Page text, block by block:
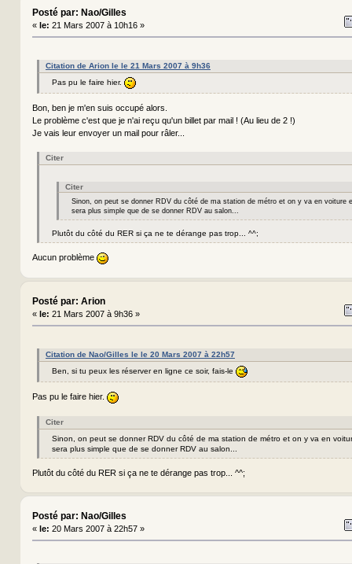
Posté par: Nao/Gilles
« le: 21 Mars 2007 à 10h16 »
Citation de Arion le le 21 Mars 2007 à 9h36
Pas pu le faire hier.
Bon, ben je m'en suis occupé alors.
Le problème c'est que je n'ai reçu qu'un billet par mail ! (Au lieu de 2 !)
Je vais leur envoyer un mail pour râler...
Citer
Citer
Sinon, on peut se donner RDV du côté de ma station de métro et on y va en voiture
sera plus simple que de se donner RDV au salon...
Plutôt du côté du RER si ça ne te dérange pas trop... ^^;
Aucun problème
Posté par: Arion
« le: 21 Mars 2007 à 9h36 »
Citation de Nao/Gilles le le 20 Mars 2007 à 22h57
Ben, si tu peux les réserver en ligne ce soir, fais-le
Pas pu le faire hier.
Citer
Sinon, on peut se donner RDV du côté de ma station de métro et on y va en
sera plus simple que de se donner RDV au salon...
Plutôt du côté du RER si ça ne te dérange pas trop... ^^;
Posté par: Nao/Gilles
« le: 20 Mars 2007 à 22h57 »